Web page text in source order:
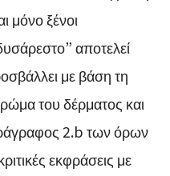
μόνο ξένοι
αποτελεί
με βάση τη
του δέρματος και
2.b των όρων
εκφράσεις με